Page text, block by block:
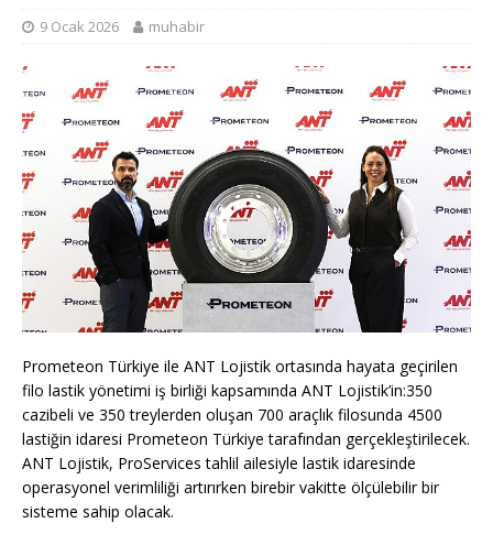
9 Ocak 2026 muhabir
Prometeon Türkiye ile ANT Lojistik ortasında hayata geçirilen
filo lastik yönetimi iş birliği kapsamında ANT Lojistik’in:350
cazibeli ve 350 treylerden oluşan 700 araçlık filosunda 4500
lastiğin idaresi Prometeon Türkiye tarafından gerçekleştirilecek.
ANT Lojistik, ProServices tahlil ailesiyle lastik idaresinde
operasyonel verimliliği artırırken birebir vakitte ölçülebilir bir
sisteme sahip olacak.